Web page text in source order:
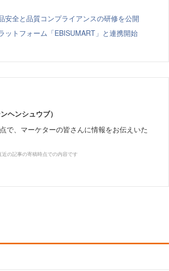
安全と品質コンプライアンスの研修を公開
ットフォーム「EBISUMART」と連携開始
ヘンシュウブ）
で、マーケターの皆さんに情報をお伝えいた
の記事の寄稿時点での内容です